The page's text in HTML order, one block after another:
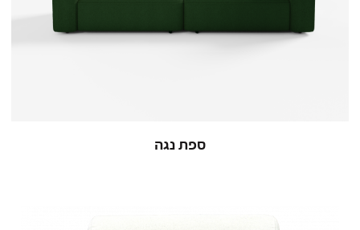
ספת נגה